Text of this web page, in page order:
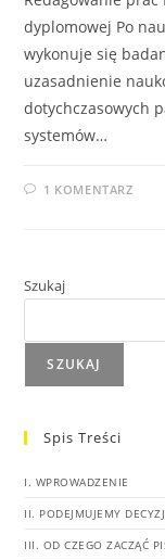
dyplomowej Po
wykonuje się
uzasadnienie
dotychczasowych
systemów…
1 KOMENTARZ
Szukaj
SZUKAJ
Spis Treści
I. WPROWADZENIE
II. PODEJMUJEMY
III. OD CZEGO ZACZĄĆ